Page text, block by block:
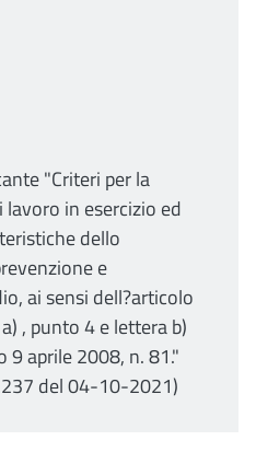
"Criteri per la
in esercizio ed
dello
e
ai sensi dell?articolo
, punto 4 e lettera b)
9 aprile 2008, n. 81."
del 04-10-2021)